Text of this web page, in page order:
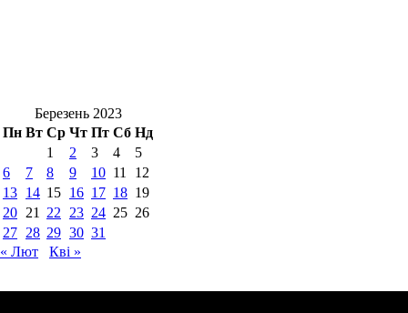
Березень 2023
Пн Вт Ср Чт Пт Сб Нд
1
2 3 4
5
6
7 8 9 10 11
12
13 14 15 16 17 18 19
20 21 22 23 24 25 26
27 28 29 30 31
« Лют
Кві »